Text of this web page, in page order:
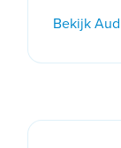
Bekijk